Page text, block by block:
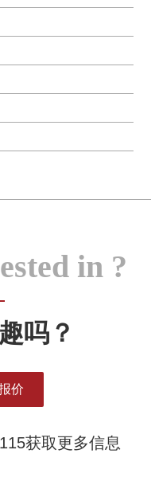
in ?
吗？
价
获取更多信息